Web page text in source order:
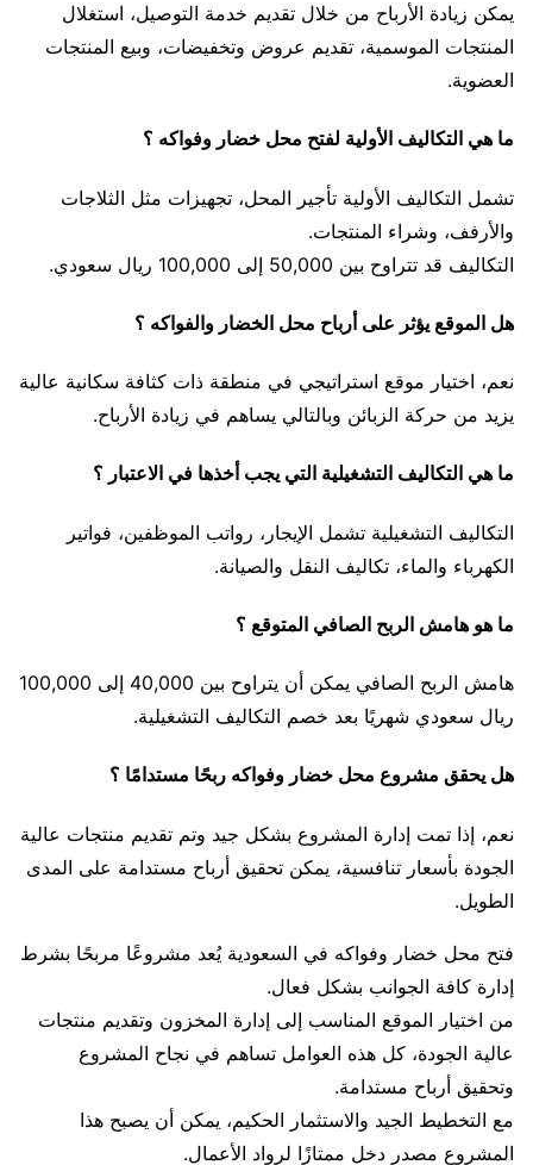
يمكن زيادة الأرباح من خلال تقديم خدمة التوصيل، استغلال
المنتجات الموسمية، تقديم عروض وتخفيضات، وبيع المنتجات
العضوية.
ما هي التكاليف الأولية لفتح محل خضار وفواكه ؟
تشمل التكاليف الأولية تأجير المحل، تجهيزات مثل الثلاجات
والأرفف، وشراء المنتجات.
التكاليف قد تتراوح بين 50,000 إلى 100,000 ريال سعودي.
هل الموقع يؤثر على أرباح محل الخضار والفواكه ؟
نعم، اختيار موقع استراتيجي في منطقة ذات كثافة سكانية عالية
يزيد من حركة الزبائن وبالتالي يساهم في زيادة الأرباح.
ما هي التكاليف التشغيلية التي يجب أخذها في الاعتبار ؟
التكاليف التشغيلية تشمل الإيجار، رواتب الموظفين، فواتير
الكهرباء والماء، تكاليف النقل والصيانة.
ما هو هامش الربح الصافي المتوقع ؟
هامش الربح الصافي يمكن أن يتراوح بين 40,000 إلى 100,000
ريال سعودي شهريًا بعد خصم التكاليف التشغيلية.
هل يحقق مشروع محل خضار وفواكه ربحًا مستدامًا ؟
نعم، إذا تمت إدارة المشروع بشكل جيد وتم تقديم منتجات عالية
الجودة بأسعار تنافسية، يمكن تحقيق أرباح مستدامة على المدى
الطويل.
فتح محل خضار وفواكه في السعودية يُعد مشروعًا مربحًا بشرط
إدارة كافة الجوانب بشكل فعال.
من اختيار الموقع المناسب إلى إدارة المخزون وتقديم منتجات
عالية الجودة، كل هذه العوامل تساهم في نجاح المشروع
وتحقيق أرباح مستدامة.
مع التخطيط الجيد والاستثمار الحكيم، يمكن أن يصبح هذا
المشروع مصدر دخل ممتازًا لرواد الأعمال.